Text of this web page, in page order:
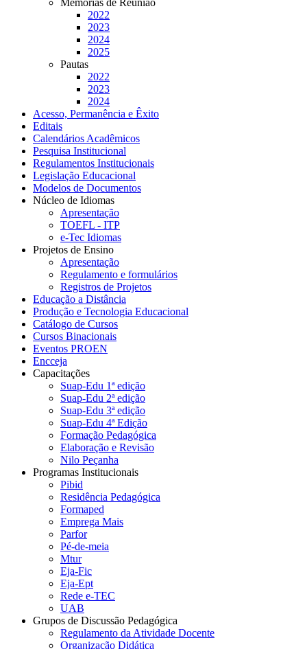
Memórias de Reunião
2022
2023
2024
2025
Pautas
2022
2023
2024
Acesso, Permanência e Êxito
Editais
Calendários Acadêmicos
Pesquisa Institucional
Regulamentos Institucionais
Legislação Educacional
Modelos de Documentos
Núcleo de Idiomas
Apresentação
TOEFL - ITP
e-Tec Idiomas
Projetos de Ensino
Apresentação
Regulamento e formulários
Registros de Projetos
Educação a Distância
Produção e Tecnologia Educacional
Catálogo de Cursos
Cursos Binacionais
Eventos PROEN
Encceja
Capacitações
Suap-Edu 1ª edição
Suap-Edu 2ª edição
Suap-Edu 3ª edição
Suap-Edu 4ª Edição
Formação Pedagógica
Elaboração e Revisão
Nilo Peçanha
Programas Institucionais
Pibid
Residência Pedagógica
Formaped
Emprega Mais
Parfor
Pé-de-meia
Mtur
Eja-Fic
Eja-Ept
Rede e-TEC
UAB
Grupos de Discussão Pedagógica
Regulamento da Atividade Docente
Organização Didática